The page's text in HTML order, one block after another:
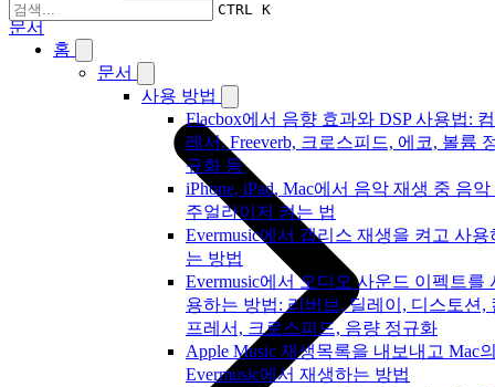
CTRL K
홈
문서
사용 방법
Flacbox에서 음향 효과와 DSP 사용법:
레서, Freeverb, 크로스피드, 에코, 볼륨
규화 등
iPhone, iPad, Mac에서 음악 재생 중 음악
주얼라이저 켜는 법
Evermusic에서 갭리스 재생을 켜고 사용
는 방법
Evermusic에서 오디오 사운드 이펙트를
용하는 방법: 리버브, 딜레이, 디스토션,
프레서, 크로스피드, 음량 정규화
Apple Music 재생목록을 내보내고 Mac
Evermusic에서 재생하는 방법
문서